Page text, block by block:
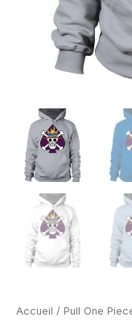
Accueil / Pull One